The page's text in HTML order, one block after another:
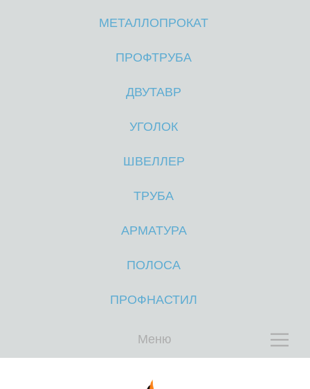
МЕТАЛЛОПРОКАТ
ПРОФТРУБА
ДВУТАВР
УГОЛОК
ШВЕЛЛЕР
ТРУБА
АРМАТУРА
ПОЛОСА
ПРОФНАСТИЛ
Меню
М
М